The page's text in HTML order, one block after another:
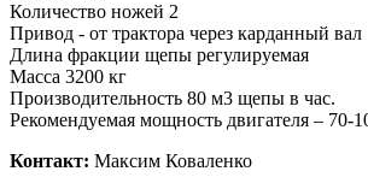
Количество ножей 2
Привод - от трактора через карданный вал
Длина фракции щепы регулируемая
Масса 3200 кг
Производительность 80 м3 щепы в час.
Рекомендуемая мощность двигателя – 70-
Контакт: Максим Коваленко